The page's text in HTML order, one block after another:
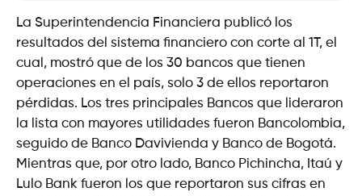
La Superintendencia Financiera publicó los
resultados del sistema financiero con corte al 1T, el
cual, mostró que de los 30 bancos que tienen
operaciones en el país, solo 3 de ellos reportaron
pérdidas. Los tres principales Bancos que lideraron
la lista con mayores utilidades fueron Bancolombia,
seguido de Banco Davivienda y Banco de Bogotá.
Mientras que, por otro lado, Banco Pichincha, Itaú y
Lulo Bank fueron los que reportaron sus cifras en